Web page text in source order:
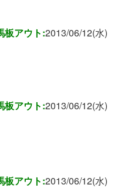
板アウト:2013/06/12(水)
板アウト:2013/06/12(水)
板アウト:2013/06/12(水)